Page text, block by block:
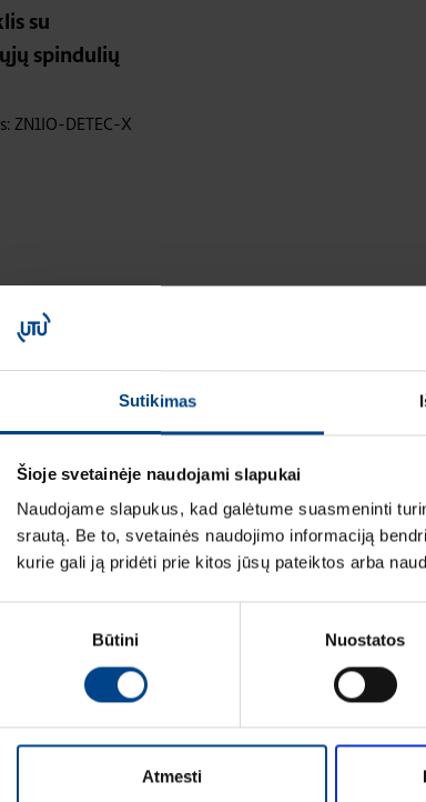
Sutikimas
Šioje svetainėje naudojami slapukai
Naudojame slapukus, kad galėtume suasmeninti
srautą. Be to, svetainės naudojimo informaciją
kurie gali ją pridėti prie kitos jūsų pateiktos arba
Būtini Nuostatos
Atmesti
su
spindulių
ZN1IO-DETEC-X
Susisiekite
klausimus.
PRODUKTO VADOVAS
Rimvydas Biekša